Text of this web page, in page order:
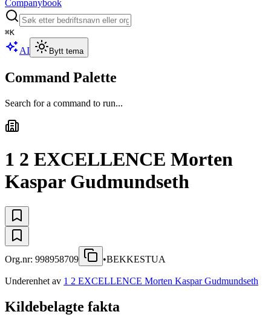
Companybook
⌘K
AI Bytt tema
Command Palette
Search for a command to run...
1 2 EXCELLENCE Morten
Kaspar Gudmundseth
Org.nr: 998958709 •BEKKESTUA
Underenhet av 1 2 EXCELLENCE Morten Kaspar Gudmundseth
Kildebelagte fakta